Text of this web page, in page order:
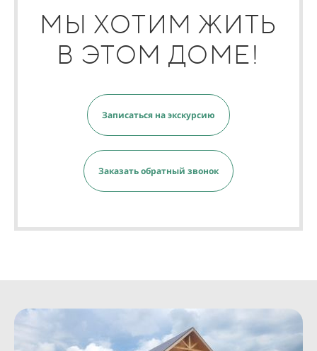
МЫ ХОТИМ ЖИТЬ
В ЭТОМ ДОМЕ!
Записаться на экскурсию
Заказать обратный звонок